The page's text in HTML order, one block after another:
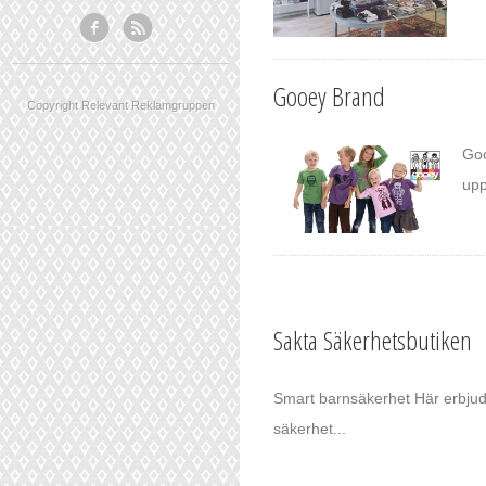
Copyright Relevant Reklamgruppen Gooey Brand
Sakta Säkerhetsbutiken
Smart barnsäkerhet Här
säkerhet...